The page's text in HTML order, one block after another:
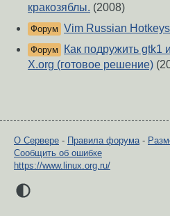
кракозяблы. (2008)
Форум Vim Russian Hotkeys
Форум
Как подружить gtk1
X.org (готовое решение)
О Сервере - Правила форума-
Сообщить об ошибке
https://www.linux.org.ru/